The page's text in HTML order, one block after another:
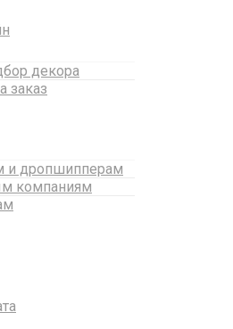
декора
заказ
и дропшипперам
компаниям